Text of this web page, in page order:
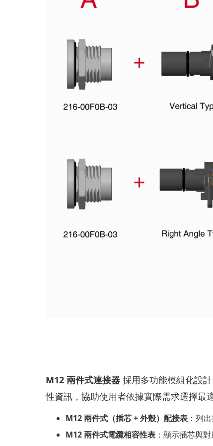
M12 兩件式連接器 採用多功能模組化設
性資訊，協助使用者依據實際需求選擇最
M12 兩件式（插芯 + 外殼）配接表 ：列
M12 兩件式電纜相容性表 ：顯示插芯與